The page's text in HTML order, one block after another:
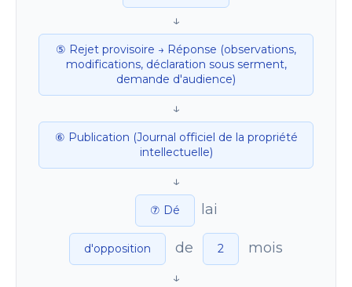
↓
⑤ Rejet provisoire → Réponse (observations,
modifications, déclaration sous serment,
demande d'audience)
↓
⑥ Publication (Journal officiel de la propriété
intellectuelle)
↓
⑦ Dé lai
d'opposition de 2
mois
↓